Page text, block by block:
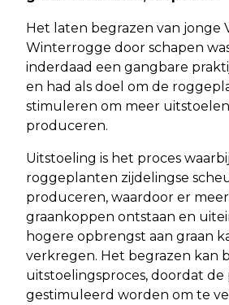
Het laten begrazen van jonge
Winterrogge door schapen
inderdaad een gangbare
en had als doel om de
stimuleren om meer
produceren.
Uitstoeling is het proces
roggeplanten zijdelingse
produceren, waardoor er
graankoppen ontstaan en
hogere opbrengst aan graan
verkregen. Het begrazen kan
uitstoelingsproces, doordat
gestimuleerd worden om te